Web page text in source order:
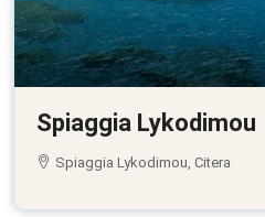
Spiaggia Lykodimou
Spiaggia Lykodimou, Citera